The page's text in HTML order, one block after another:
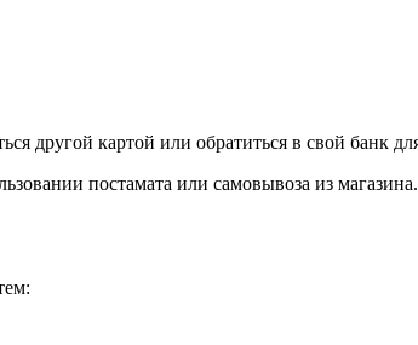
другой картой или обратиться в свой банк
постамата или самовывоза из магазина.